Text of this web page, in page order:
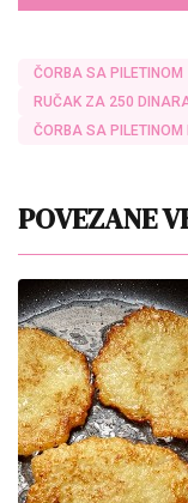
ČORBA SA PILETINOM
RUČAK ZA 250
ČORBA SA PILETINOM
POVEZANE